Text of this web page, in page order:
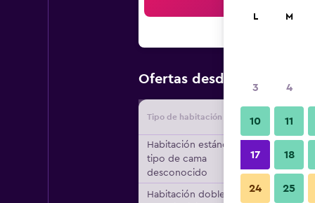
Ofertas desde Oferta
Tipo de habitación
Habitación estándar,
tipo de cama
desconocido
Habitación doble, 1
L M
3 4
10 11
17 18
24 25